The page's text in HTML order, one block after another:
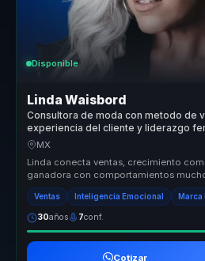
Disponible
Linda Waisbord
Consultora de moda con metodo de
experiencia del cliente y liderazgo
comercial para marcas.
MX
Linda conecta ventas, crecimiento
ganadora con comportamientos
que necesitan sostene...
Ventas Inteligencia Emocional Marca
30años 7conf.
Cotizar